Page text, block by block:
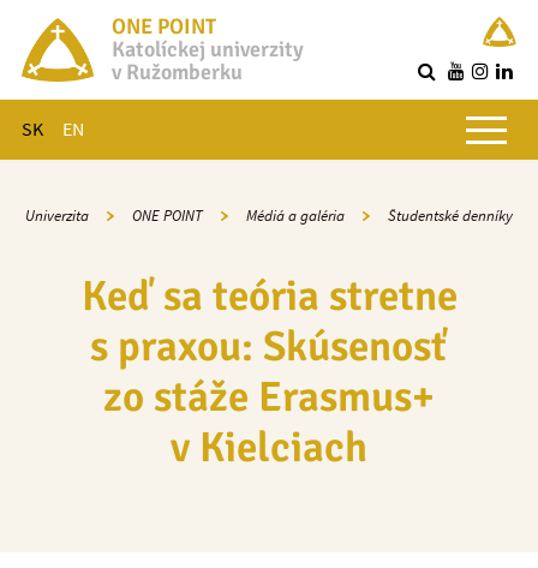
ONE POINT
Katolíckej univerzity
v Ružomberku
SK EN
Hlavné menu
Univerzita ONE POINT Médiá a galéria Študentské denníky
Keď sa teória stretne
s praxou: Skúsenosť
zo stáže Erasmus+
v Kielciach